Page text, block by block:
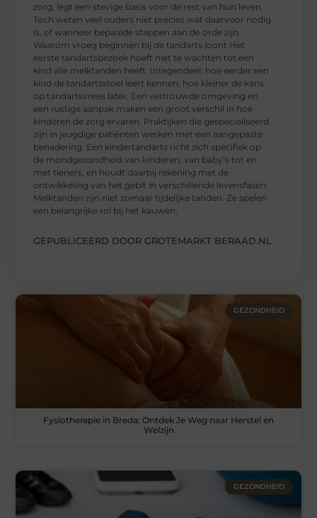
zorg, legt een stevige basis voor de rest van hun leven.
Toch weten veel ouders niet precies wat daarvoor nodig
is, of wanneer bepaalde stappen aan de orde zijn.
Waarom vroeg beginnen bij de tandarts loont Het
eerste tandartsbezoek hoeft niet te wachten tot een
kind alle melktanden heeft. Integendeel: hoe eerder een
kind de tandartsstoel leert kennen, hoe kleiner de kans
op tandartsvrees later. Een vertrouwde omgeving en
een rustige aanpak maken een groot verschil in hoe
kinderen de zorg ervaren. Praktijken die gespecialiseerd
zijn in jeugdige patiënten werken met een aangepaste
benadering. Een kindertandarts richt zich specifiek op
de mondgezondheid van kinderen, van baby’s tot en
met tieners, en houdt daarbij rekening met de
ontwikkeling van het gebit in verschillende levensfasen.
Melktanden zijn niet zomaar tijdelijke tanden. Ze spelen
een belangrijke rol bij het kauwen,
GEPUBLICEERD DOOR GROTEMARKT BERAAD.NL
GEZONDHEID
Fysiotherapie in Breda: Ontdek Je Weg naar Herstel en
Welzijn
GEZONDHEID